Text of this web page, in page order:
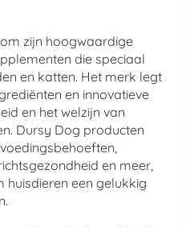
zijn hoogwaardige
die speciaal
en katten. Het merk legt
en innovatieve
en het welzijn van
Dursy Dog producten
en meer,
een gelukkig